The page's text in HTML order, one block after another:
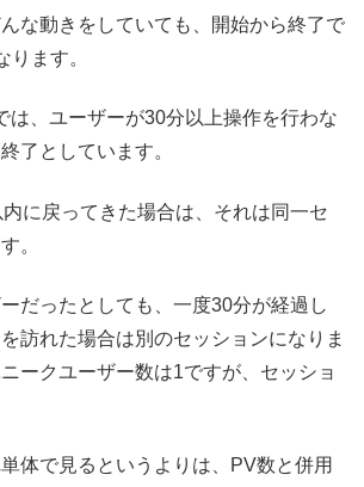
な動きをしていても、開始から終了で
ります。
は、ユーザーが30分以上操作を行わな
了としています。
に戻ってきた場合は、それは同一セ
。
だったとしても、一度30分が経過し
訪れた場合は別のセッションになりま
ークユーザー数は1ですが、セッショ
体で見るというよりは、PV数と併用